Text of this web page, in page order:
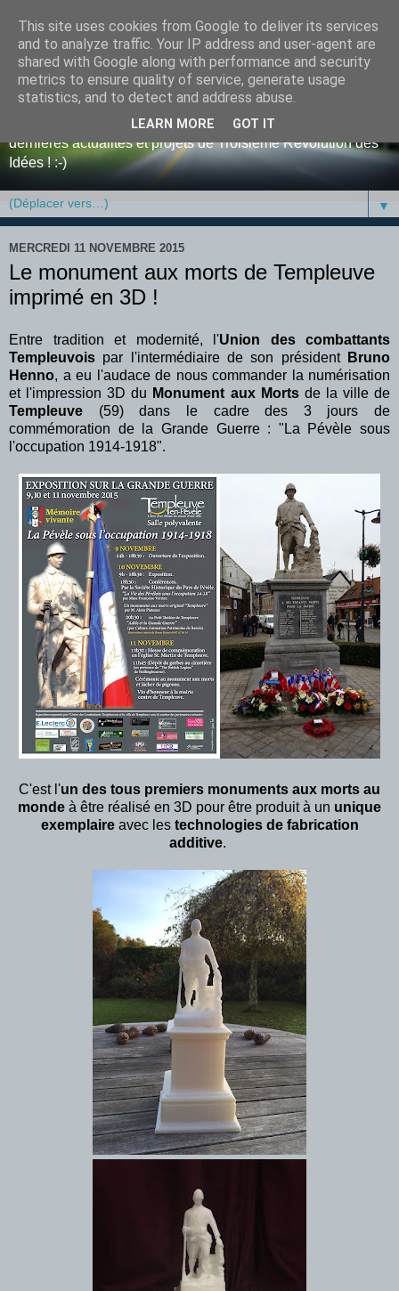
Blog de tri-D, la Troisième
Révolution des Idées
Bienvenue sur le blog de l'entreprise tri-D ! Retrouvez y nos
dernières actualités et projets de Troisième Révolution des
Idées ! :-)
▼
MERCREDI 11 NOVEMBRE 2015
Le monument aux morts de Templeuve
imprimé en 3D !
Entre tradition et modernité, l'Union des combattants
Templeuvois par l'intermédiaire de son président Bruno
Henno, a eu l'audace de nous commander la numérisation
et l'impression 3D du Monument aux Mortsde la ville de
Templeuve (59) dans le cadre des 3 jours de
commémoration de la Grande Guerre : "La Pévèle sous
l'occupation 1914-1918".
C'est l'un des tous premiers monuments aux morts au
monde à être réalisé en 3D pour être produit à un unique
exemplaireavec les technologies de fabrication
additive.
This site uses cookies from Google to deliver its services
and to analyze traffic. Your IP address and user-agent are
shared with Google along with performance and security
metrics to ensure quality of service, generate usage
statistics, and to detect and address abuse.
LEARN MORE GOT IT